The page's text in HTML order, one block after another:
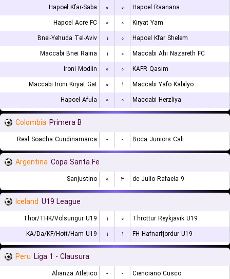
Hapoel Kfar-Saba
۰ ۰
Hapoel Raanana
Hapoel Acre FC
۰ ۰
Kiryat Yam
Bnei-Yehuda Tel-Aviv
۱ ۰
Hapoel Kfar Shelem
Maccabi Bnei Raina
۱ ۰
Maccabi Ahi Nazareth FC
Ironi Modiin
۰ ۰
KAFR Qasim
Maccabi Ironi Kiryat Gat
۰ ۱
Maccabi Yafo Kabilyo
Hapoel Afula
۰ ۰ Maccabi Herzliya
Colombia Primera B
Real Soacha Cundinamarca - - Boca Juniors Cali
Argentina Copa Santa Fe
Sanjustino ۰ ۳ 9 de Julio Rafaela
Iceland U19 League
Thor/THK/Volsungur U19 ۱ ۰
Throttur Reykjavik U19
KA/Da/KF/Hott/Ham U19
۱ ۱ FH Hafnarfjordur U19
Peru Liga 1 - Clausura
Alianza Atletico - - Cienciano Cusco